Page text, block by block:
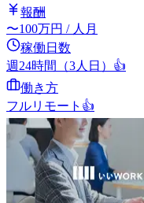
報酬
〜100万円 / 人月
稼働日数
週24時間（3人日） 👍
働き方
フルリモート 👍